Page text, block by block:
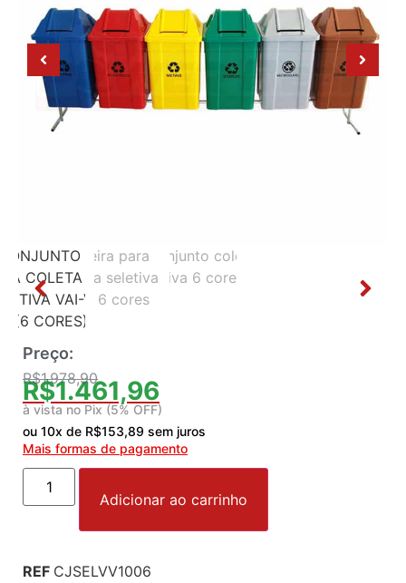
Preço:
R$1.978,90
R$1.461,96
à vista no Pix (5% OFF)
ou 10x de R$153,89 sem juros
Mais formas de pagamento
Adicionar ao carrinho
REF CJSELVV1006